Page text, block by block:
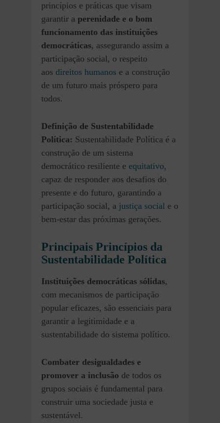
princípios e práticas que visam
garantir a perenidade e o bom
funcionamento das instituições
democráticas, assegurando assim a
participação social, o respeito
aos direitos humanos e a construção
de um futuro mais próspero para
todos.
Definição de Sustentabilidade
Política: Sustentabilidade Política é a
construção de um sistema
democrático resiliente e equitativo,
capaz de responder aos desafios do
presente e do futuro, garantindo a
participação social, a justiça social e o
bem-estar das próximas gerações.
Principais Princípios da
Sustentabilidade Política
Instituições democráticas sólidas,
com mecanismos de participação
popular eficazes, são essenciais para
garantir a legitimidade e a
sustentabilidade do sistema político.
Combater desigualdades e
promover a inclusão de todos os
grupos sociais é fundamental para
construir uma sociedade justa e
sustentável.